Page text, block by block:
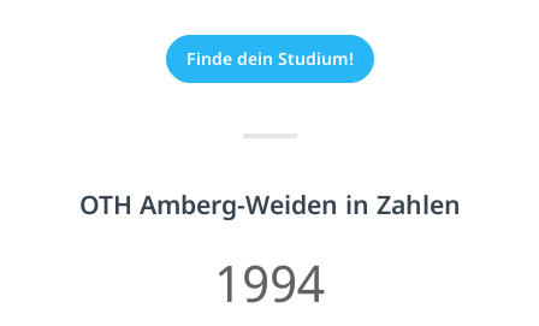
Finde dein Studium!
OTH Amberg-Weiden in Zahlen
1994